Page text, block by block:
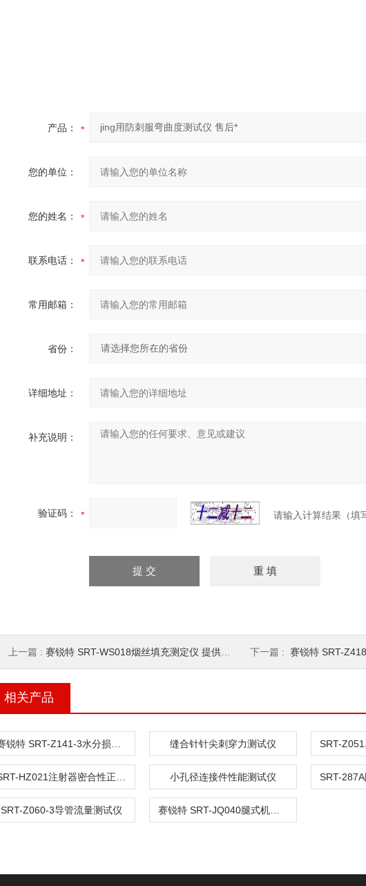
产品：
您的单位：
您的姓名：
联系电话：
常用邮箱：
省份：
详细地址：
补充说明：
验证码： 请输入计算结果（填
上一篇 : 赛锐特 SRT-WS018烟丝填充测定仪 提供技术指导 下一篇 : 赛锐特 SRT-Z418牙科
相关产品
缝合针针尖刺穿力测试仪
小孔径连接件性能测试仪
SRT-Z060-3导管流量测试仪